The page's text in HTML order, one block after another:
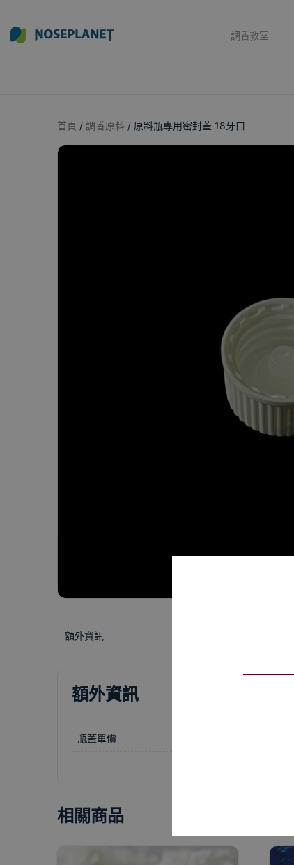
調香教室
首頁 / 調香原料 / 原料瓶專用密封蓋 18牙口
額外資訊
額外資訊
瓶蓋單價
相關商品